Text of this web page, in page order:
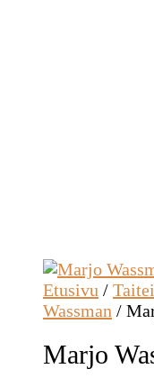
Etusivu /
Wassman /
Marjo